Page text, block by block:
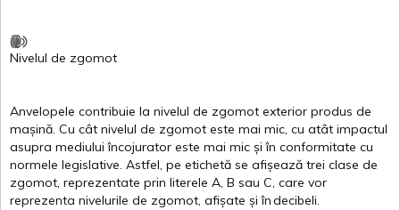
Nivelul de zgomot
Anvelopele contribuie la nivelul de zgomot exterior produs de
mașină. Cu cât nivelul de zgomot este mai mic, cu atât impactul
asupra mediului încojurator este mai mic și în conformitate cu
normele legislative. Astfel, pe etichetă se afișează trei clase de
zgomot, reprezentate prin literele A, B sau C, care vor
reprezenta nivelurile de zgomot, afișate și îndecibeli.